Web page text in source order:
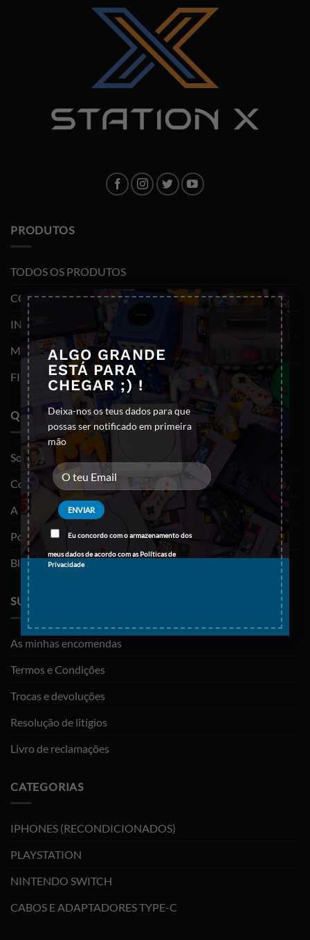
ALGO GRANDE
ESTÁ PARA
CHEGAR ;) !
Deixa-nos os teus dados para que
possas ser notificado em primeira
mão
Eu concordo com o armazenamento dos
meus dados de acordo com asPolíticas de
Privacidade
×
PRODUTOS
TODOS OS PRODUTOS
CONSOLAS E VIDEOJOGOS
INFORMÁTICA
MOBILIDADE
FIGURAS FUNKO POP
QUEM SOMOS
Sobre nós
Contactos
A minha conta
Política de privacidade
Blog
SUPORTE
As minhas encomendas
Termos e Condições
Trocas e devoluções
Resolução de litígios
Livro de reclamações
CATEGORIAS
IPHONES (RECONDICIONADOS)
PLAYSTATION
NINTENDO SWITCH
CABOS E ADAPTADORES TYPE-C